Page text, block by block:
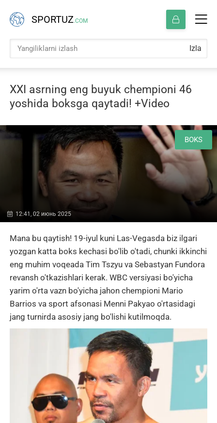
SPORTUZ.COM
Izla
XXI asrning eng buyuk chempioni 46
yoshida boksga qaytadi! +Video
BOKS
12:41, 02 июнь 2025
Mana bu qaytish! 19-iyul kuni Las-Vegasda biz ilgari
yozgan katta boks kechasi bo'lib o'tadi, chunki ikkinchi
eng muhim voqeada Tim Tszyu va Sebastyan Fundora
revansh o'tkazishlari kerak. WBC versiyasi bo'yicha
yarim o'rta vazn bo'yicha jahon chempioni Mario
Barrios va sport afsonasi Menni Pakyao o'rtasidagi
jang turnirda asosiy jang bo'lishi kutilmoqda.